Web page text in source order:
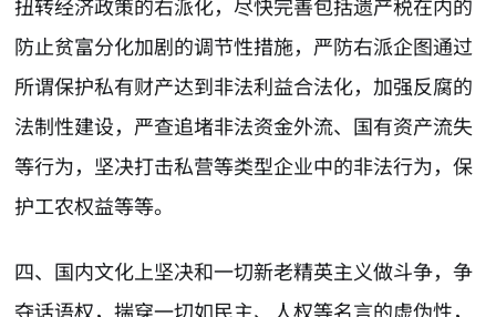
扭转经济政策的右派化，尽快完善包括遗产税在内的
防止贫富分化加剧的调节性措施，严防右派企图通过
所谓保护私有财产达到非法利益合法化，加强反腐的
法制性建设，严查追堵非法资金外流、国有资产流失
等行为，坚决打击私营等类型企业中的非法行为，保
护工农权益等等。
四、国内文化上坚决和一切新老精英主义做斗争，争
夺话语权，揣穿一切如民主、人权等名言的虚伪性，